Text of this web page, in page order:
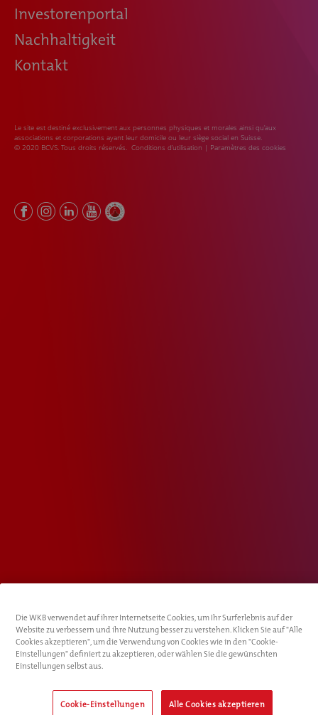
Investorenportal
Nachhaltigkeit
Kontakt
Le site est destiné exclusivement aux personnes physiques et morales ainsi qu’aux
associations et corporations ayant leur domicile ou leur siège social en Suisse.
© 2020 BCVS. Tous droits réservés. Conditions d’utilisation | Paramètres des cookies
Die WKB verwendet auf ihrer Internetseite Cookies, um Ihr Surferlebnis auf der
Website zu verbessern und ihre Nutzung besser zu verstehen. Klicken Sie auf "Alle
Cookies akzeptieren", um die Verwendung von Cookies wie in den "Cookie-
Einstellungen" definiert zu akzeptieren, oder wählen Sie die gewünschten
Einstellungen selbst aus.
Cookie-Einstellungen Alle Cookies akzeptieren